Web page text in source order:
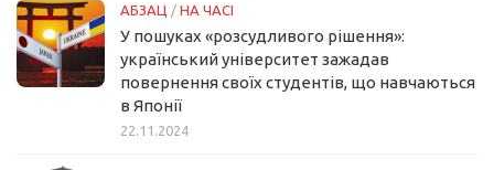
АБЗАЦ / НА ЧАСІ
У пошуках «розсудливого рішення»:
український університет зажадав
повернення своїх студентів, що навчаються
в Японії
22.11.2024